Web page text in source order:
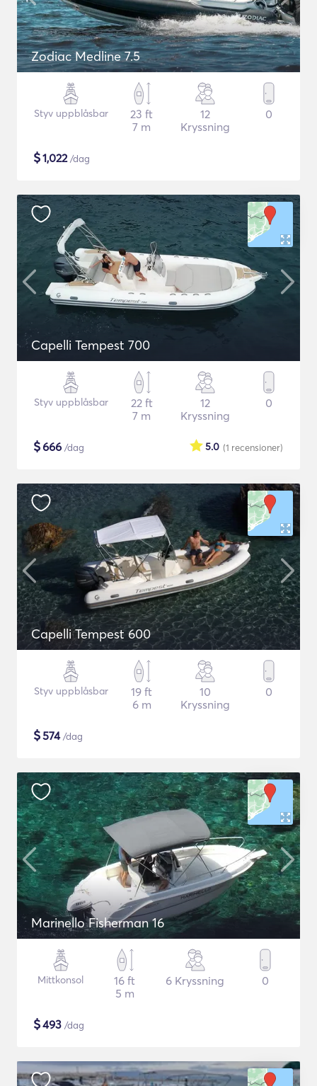
Zodiac Medline 7.5
Styv uppblåsbar
23 ft
7 m
12
Kryssning
0
$1,022/dag
Capelli Tempest 700
Styv uppblåsbar
22 ft
7 m
12
Kryssning
0
$666 /dag (1 recensioner)
5.0
Capelli Tempest 600
Styv uppblåsbar
19 ft
6 m
10
Kryssning
0
$574/dag
Marinello Fisherman 16
Mittkonsol
16 ft
5 m
6 Kryssning 0
$493 /dag